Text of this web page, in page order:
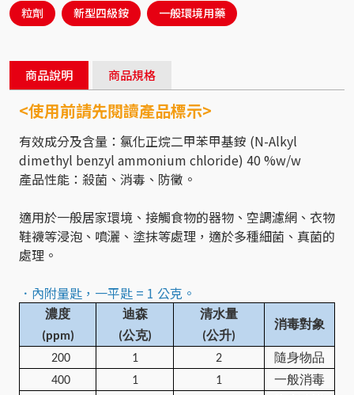
粒劑 新型四級銨 一般環境用藥
商品說明 商品規格
<使用前請先閱讀產品標示>
有效成分及含量：氯化正烷二甲苯甲基銨 (N-Alkyl
dimethyl benzyl ammonium chloride) 40 %w/w
產品性能：殺菌、消毒、防黴。
適用於一般居家環境、接觸食物的器物、空調濾網、衣物
鞋襪等浸泡、噴灑、塗抹等處理，適於多種細菌、真菌的
處理。
．內附量匙，一平匙 = 1 公克。
濃度
(ppm)
迪森
(公克)
清水量
(公升)
消毒對象
200 1 2
隨身物品
400
1 1
一般消毒